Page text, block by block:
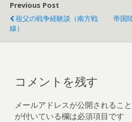
Previous Post
祖父の戦争経験談（南方戦
線）
帝国
コメントを残す
メールアドレスが公開されること
が付いている欄は必須項目です